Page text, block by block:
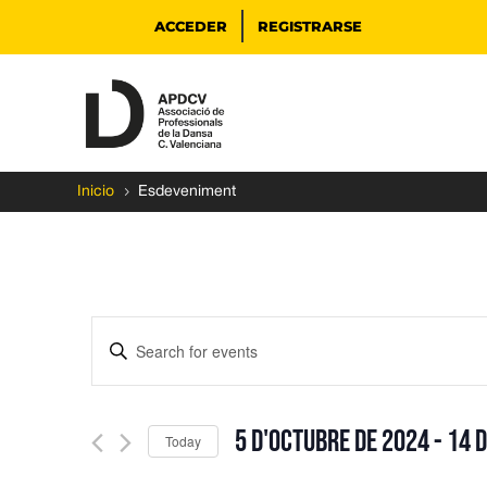
ACCEDER REGISTRARSE
Inicio 5 Esdeveniment
Search
and
Navigation
Enter
Keyword.
Search
Events
Today 5 d'octubre de 2024 - 14